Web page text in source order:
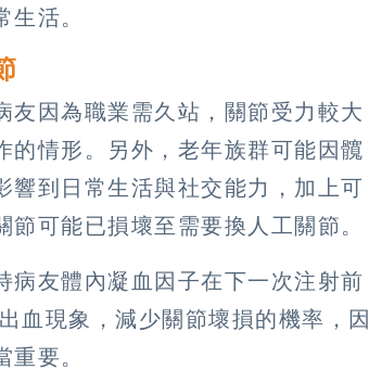
活。
友因為職業需久站，關節受力較大
的情形。另外，老年族群可能因髖
響到日常生活與社交能力，加上可
可能已損壞至需要換人工關節。
病友體內凝血因子在下一次注射前
血現象，減少關節壞損的機率，因
要。